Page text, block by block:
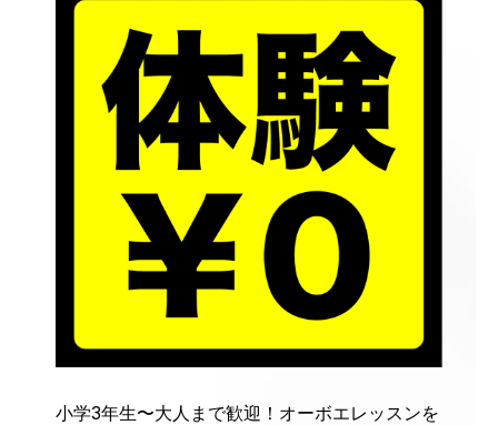
小学3年生〜大人まで歓迎！オーボエレッスンを